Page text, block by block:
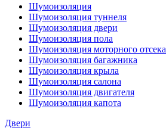
Шумоизоляция
Шумоизоляция туннеля
Шумоизоляция двери
Шумоизоляция пола
Шумоизоляция моторного отсека
Шумоизоляция багажника
Шумоизоляция крыла
Шумоизоляция салона
Шумоизоляция двигателя
Шумоизоляция капота
Двери